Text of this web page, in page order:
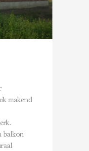
makend
balkon